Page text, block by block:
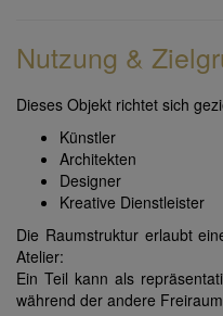
Nutzung &
Dieses Objekt richtet sich
Künstler
Architekten
Designer
Kreative Dienstleister
Die Raumstruktur erlaubt
Atelier:
Ein Teil kann als
während der andere